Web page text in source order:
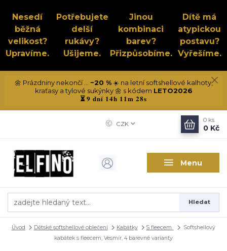
Nesedí
běžná
velikost?
Upravíme.
Potřebujete
delší
rukávy?
Ušijeme.
Jinou
kombinaci
barev?
Přizpůsobíme.
Dítě má
atypickou
postavu?
Vyřešíme.
🌼 Prázdniny nekončí ... −20 %☀️ na letní softshellové kalhoty,
kraťasy a tylové sukýnky 🌼 s kódem LETO2026
⏳9 dní 14h 11m 28s
Menu
CZK
Hledat
0 ks
0 Kč
Úvod Dětské softshellové oblečení Kabátky S fleecem
Softshellový
kabátek s fleecem, Vesmír, 4 barevné varianty